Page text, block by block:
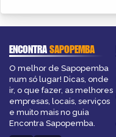
ENCONTRASAPOPEMBA
O melhor de Sapopemba
num só lugar! Dicas, onde
ir, o que fazer, as melhores
empresas, locais, serviços
e muito mais no guia
Encontra Sapopemba.